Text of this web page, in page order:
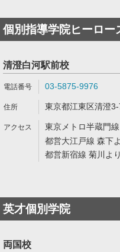
個別指導学院ヒーロー
清澄白河駅前校
03-5875-9976
東京都江東区清澄
東京メトロ半蔵門
都営大江戸線 森下
都営新宿線 菊川よ
英才個別学院
両国校